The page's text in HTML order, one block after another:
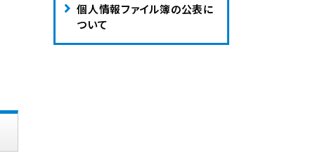
個人情報ファイル簿の公表に
ついて